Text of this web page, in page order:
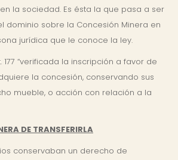
la sociedad. Es ésta la que pasa a ser
dominio sobre la Concesión Minera en
jurídica que le conoce la ley.
“verificada la inscripción a favor de
la concesión, conservando sus
mueble, o acción con relación a la
DE TRANSFERIRLA
conservaban un derecho de